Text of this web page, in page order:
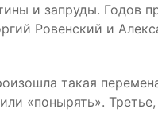
и запруды. Годов
Ровенский и
такая
«понырять».